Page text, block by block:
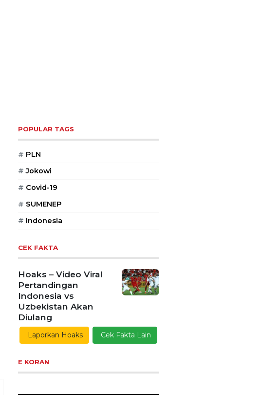
POPULAR TAGS
CEK FAKTA
Hoaks – Video Viral
Pertandingan
Indonesia vs
Uzbekistan Akan
Diulang
Laporkan Hoaks Cek Fakta Lain
E KORAN